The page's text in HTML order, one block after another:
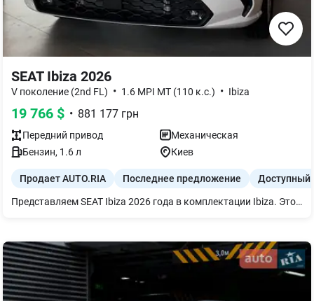
SEAT Ibiza 2026
V поколение (2nd FL) • 1.6 MPI MT (110 к.с.) • Ibiza
19 766 $ • 881 177 грн
Передний привод
Механическая
Бензин, 1.6л Киев
Продает AUTO.RIA Последнее предложение Доступный
Представляем SEAT Ibiza 2026 года в комплектации Ibiza. Этот практичный хетчбэк оснащен динамичным бензиновым двигателем 1.6 MPI мощностью 110 л.с. и механической коробкой передач, что обеспечивает удобное управление.